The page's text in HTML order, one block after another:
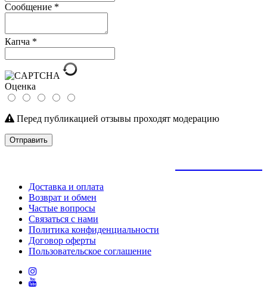
Сообщение *
Капча *
Оценка
Перед публикацией отзывы проходят модерацию
Отправить
Доставка и оплата
Возврат и обмен
Частые вопросы
Связаться с нами
Политика конфиденциальности
Договор оферты
Пользовательское соглашение